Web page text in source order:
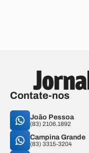
Contate-nos
João Pessoa
(83) 2106.1892
Campina Grande
(83) 3315-3204